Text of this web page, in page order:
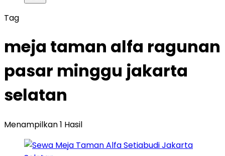
Tag
meja taman alfa ragunan
pasar minggu jakarta
selatan
Menampilkan 1 Hasil